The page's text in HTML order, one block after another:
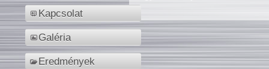
Kapcsolat
Galéria
Eredmények